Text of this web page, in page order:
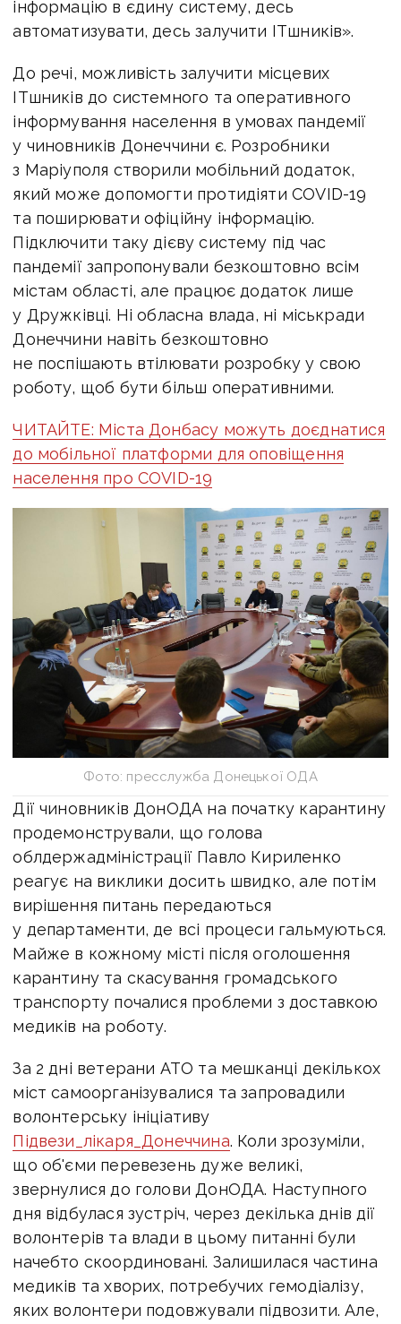
інформацію в єдину систему, десь
автоматизувати, десь залучити ITшників».
До речі, можливість залучити місцевих
ITшників до системного та оперативного
інформування населення в умовах пандемії
у чиновників Донеччини є. Розробники
з Маріуполя створили мобільний додаток,
який може допомогти протидіяти COVID-19
та поширювати офіційну інформацію.
Підключити таку дієву систему під час
пандемії запропонували безкоштовно всім
містам області, але працює додаток лише
у Дружківці. Ні обласна влада, ні міськради
Донеччини навіть безкоштовно
не поспішають втілювати розробку у свою
роботу, щоб бути більш оперативними.
ЧИТАЙТЕ: Міста Донбасу можуть доєднатися
до мобільної платформи для оповіщення
населення про COVID-19
Фото: пресслужба Донецької ОДА
Дії чиновників ДонОДА на початку карантину
продемонстрували, що голова
облдержадміністрації Павло Кириленко
реагує на виклики досить швидко, але потім
вирішення питань передаються
у департаменти, де всі процеси гальмуються.
Майже в кожному місті після оголошення
карантину та скасування громадського
транспорту почалися проблеми з доставкою
медиків на роботу.
За 2 дні ветерани АТО та мешканці декількох
міст самоорганізувалися та запровадили
волонтерську ініціативу
Підвези_лікаря_Донеччина. Коли зрозуміли,
що об'єми перевезень дуже великі,
звернулися до голови ДонОДА. Наступного
дня відбулася зустріч, через декілька днів дії
волонтерів та влади в цьому питанні були
начебто скоординовані. Залишилася частина
медиків та хворих, потребучих гемодіалізу,
яких волонтери подовжували підвозити. Але,